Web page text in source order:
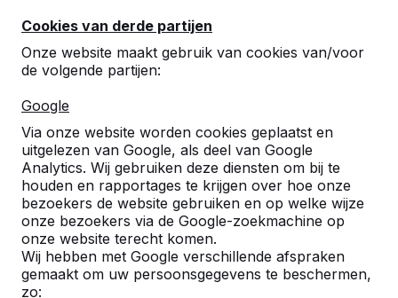
Cookies van derde partijen
Onze website maakt gebruik van cookies van/voor
de volgende partijen:
Google
Via onze website worden cookies geplaatst en
uitgelezen van Google, als deel van Google
Analytics. Wij gebruiken deze diensten om bij te
houden en rapportages te krijgen over hoe onze
bezoekers de website gebruiken en op welke wijze
onze bezoekers via de Google-zoekmachine op
onze website terecht komen.
Wij hebben met Google verschillende afspraken
gemaakt om uw persoonsgegevens te beschermen,
zo: